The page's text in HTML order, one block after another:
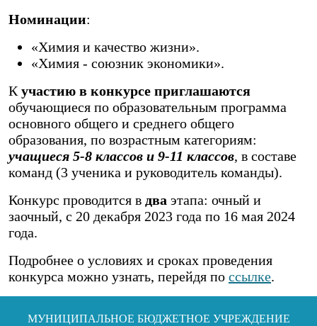
Номинации:
«Химия и качество жизни».
«Химия - союзник экономики».
К участию в конкурсе приглашаются
обучающиеся по образовательным программа
основного общего и среднего общего
образования, по возрастным категориям:
учащиеся 5-8 классов и 9-11 классов, в составе
команд (3 ученика и руководитель команды).
Конкурс проводится в два этапа: очный и
заочный, с 20 декабря 2023 года по 16 мая 2024
года.
Подробнее о условиях и сроках проведения
конкурса можно узнать, перейдя по ссылке.
МУНИЦИПАЛЬНОЕ БЮДЖЕТНОЕ УЧРЕЖДЕНИЕ